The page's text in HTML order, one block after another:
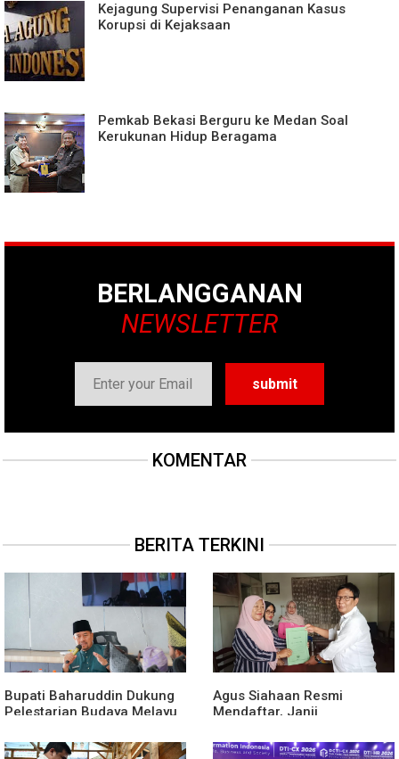
Kejagung Supervisi Penanganan Kasus
Korupsi di Kejaksaan
Pemkab Bekasi Berguru ke Medan Soal
Kerukunan Hidup Beragama
BERLANGGANAN
NEWSLETTER
KOMENTAR
BERITA TERKINI
Bupati Baharuddin Dukung
Pelestarian Budaya Melayu
Jilid 7
Agus Siahaan Resmi
Mendaftar, Janji
Lomba Karya Tulis Se-Sumut